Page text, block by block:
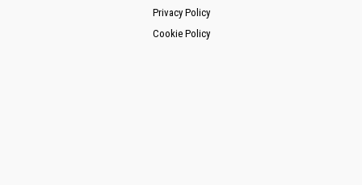
Privacy Policy
Cookie Policy